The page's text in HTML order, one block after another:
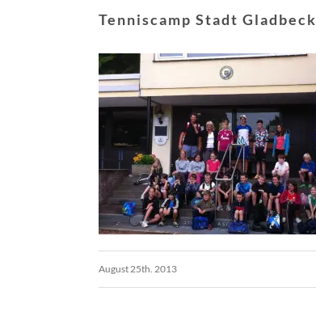
Tenniscamp Stadt Gladbeck
August 25th. 2013